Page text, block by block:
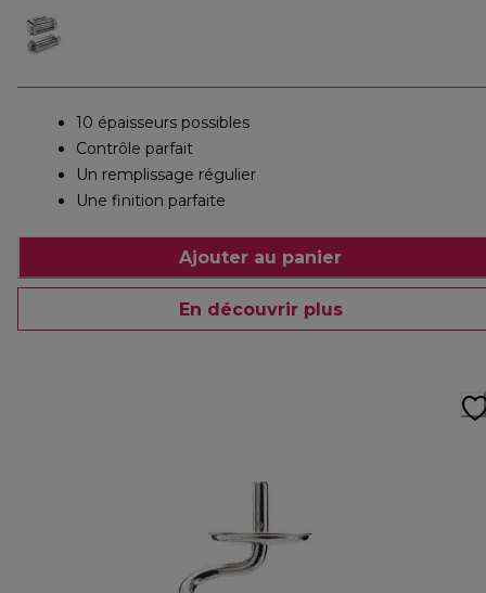
10 épaisseurs possibles
Contrôle parfait
Un remplissage régulier
Une finition parfaite
Ajouter au panier
En découvrir plus